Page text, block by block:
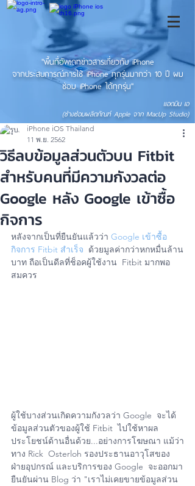
"พื้นที่อัพเดทข่าวสารเกี่ยวกับ iPhone
จากประสบการณ์การใช้ iPhone ทุกรุ่นมากว่า 10 ปี ผม
ซ่อม iPhone ได้ทุกรุ่น"
แอดมิน เอ
(ช่างซ่อมผลิตภัณฑ์ Apple จาก MacUp Studio)
วิธีลบข้อมูลส่วนตัวบน Fitbit
สำหรับคนที่มีความกังวลต่อ
Google หลัง Google เข้าซื้อ
กิจการ
iPhone iOS Thailand
11 พ.ย. 2562
หลังจากเป็นที่ยืนยันแล้วว่า Google เข้าซื้อ
กิจการ Fitbit สำเร็จ
  ด้วยมูลค่ากว่าหกหมื่นล้าน
บาท ถือเป็นดีลที่ช็อคผู้ใช้งาน  Fitbit มากพอ
สมควร
ผู้ใช้บางส่วนเกิดความกังวลว่า Google  จะได้
ข้อมูลส่วนตัวของผู้ใช้ Fitbit  ไปใช้หาผล
ประโยชน์ด้านอื่นด้วย...อย่างการโฆษณา แม้ว่า
ทาง Rick  Osterloh รองประธานอาวุโสของ
ฝ่ายอุปกรณ์ และบริการของ Google  จะออกมา
ยืนยันผ่าน Blog ว่า "เราไม่เคยขายข้อมูลส่วน